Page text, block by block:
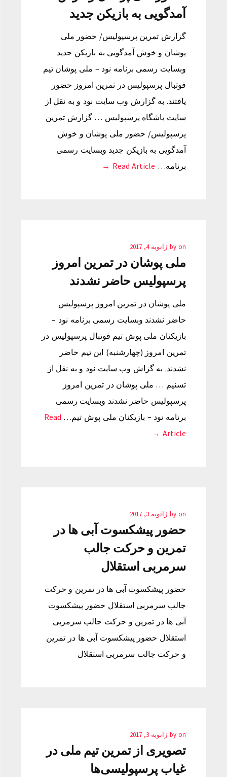
آمدگویی به بازیکن جدید
گزارش تمرین پرسپولیس/ حضور ملی
پوشان و خوش آمدگویی به بازیکن جدید
وبسایت رسمی برنامه نود – ملی پوشان تیم
فوتبال پرسپولیس در تمرین امروز حضور
یافتند. به گزارش وب سایت نود و به نقل از
سایت باشگاه پرسپولیس … گزارش تمرین
پرسپولیس/ حضور ملی پوشان و خوش
آمدگویی به بازیکن جدید وبسایت رسمی
برنامه… Read Article →
by on ژانویه 4, 2017
ملی پوشان در تمرین امروز
پرسپولیس حاضر نشدند
ملی پوشان در تمرین امروز پرسپولیس
حاضر نشدند وبسایت رسمی برنامه نود –
بازیکنان ملی پوش تیم فوتبال پرسپولیس در
تمرین امروز (چهارشنبه) این تیم حاضر
نشدند. به گزاش وب سایت نود و به نقل از
تسنیم … ملی پوشان در تمرین امروز
پرسپولیس حاضر نشدند وبسایت رسمی
برنامه نود – بازیکنان ملی پوش تیم… Read
Article →
by on ژانویه 3, 2017
حضور پیشکسوت آبی ها در
تمرین و حرکت جالب
سرمربی استقلال
حضور پیشکسوت آبی ها در تمرین و حرکت
جالب سرمربی استقلال حضور پیشکسوت
آبی ها در تمرین و حرکت جالب سرمربی
استقلال حضور پیشکسوت آبی ها در تمرین
و حرکت جالب سرمربی استقلال
by on ژانویه 3, 2017
تصویری از تمرین تیم ملی در
غیاب پرسپولیسی‌ها